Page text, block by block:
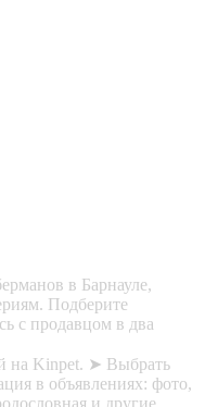
в Барнауле,
Подберите
с продавцом в два
на Kinpet. ➤ Выбрать
в объявлениях: фото,
и другие